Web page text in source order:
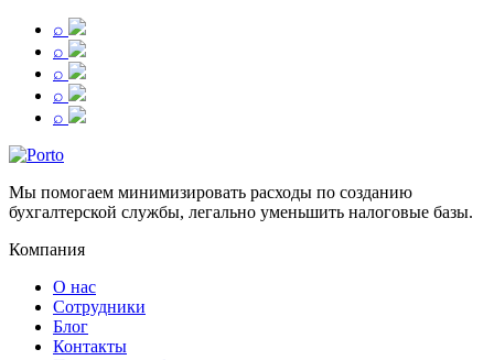
⌕
⌕
⌕
⌕
⌕
Мы помогаем минимизировать расходы по созданию
бухгалтерской службы, легально уменьшить налоговые базы.
Компания
О нас
Сотрудники
Блог
Контакты